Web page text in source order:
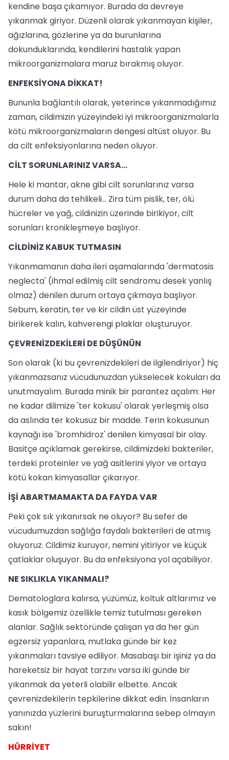
kendine başa çıkamıyor. Burada da devreye
yıkanmak giriyor. Düzenli olarak yıkanmayan kişiler,
ağızlarına, gözlerine ya da burunlarına
dokunduklarında, kendilerini hastalık yapan
mikroorganizmalara maruz bırakmış oluyor.
ENFEKSİYONA DİKKAT!
Bununla bağlantılı olarak, yeterince yıkanmadığımız
zaman, cildimizin yüzeyindeki iyi mikroorganizmalarla
kötü mikroorganizmaların dengesi altüst oluyor. Bu
da cilt enfeksiyonlarına neden oluyor.
CİLT SORUNLARINIZ VARSA...
Hele ki mantar, akne gibi cilt sorunlarınız varsa
durum daha da tehlikeli... Zira tüm pislik, ter, ölü
hücreler ve yağ, cildinizin üzerinde birikiyor, cilt
sorunları kronikleşmeye başlıyor.
CİLDİNİZ KABUK TUTMASIN
Yıkanmamanın daha ileri aşamalarında 'dermatosis
neglecta' (ihmal edilmiş cilt sendromu desek yanlış
olmaz) denilen durum ortaya çıkmaya başlıyor.
Sebum, keratin, ter ve kir cildin üst yüzeyinde
birikerek kalın, kahverengi plaklar oluşturuyor.
ÇEVRENİZDEKİLERİ DE DÜŞÜNÜN
Son olarak (ki bu çevrenizdekileri de ilgilendiriyor) hiç
yıkanmazsanız vücudunuzdan yükselecek kokuları da
unutmayalım. Burada minik bir parantez açalım: Her
ne kadar dilimize 'ter kokusu' olarak yerleşmiş olsa
da aslında ter kokusuz bir madde. Terin kokusunun
kaynağı ise 'bromhidroz' denilen kimyasal bir olay.
Basitçe açıklamak gerekirse, cildimizdeki bakteriler,
terdeki proteinler ve yağ asitlerini yiyor ve ortaya
kötü kokan kimyasallar çıkarıyor.
İŞİ ABARTMAMAKTA DA FAYDA VAR
Peki çok sık yıkanırsak ne oluyor? Bu sefer de
vücudumuzdan sağlığa faydalı bakterileri de atmış
oluyoruz. Cildimiz kuruyor, nemini yitiriyor ve küçük
çatlaklar oluşuyor. Bu da enfeksiyona yol açabiliyor.
NE SIKLIKLA YIKANMALI?
Dematologlara kalırsa, yüzümüz, koltuk altlarımız ve
kasık bölgemiz özellikle temiz tutulması gereken
alanlar. Sağlık sektöründe çalışan ya da her gün
egzersiz yapanlara, mutlaka günde bir kez
yıkanmaları tavsiye ediliyor. Masabaşı bir işiniz ya da
hareketsiz bir hayat tarzını varsa iki günde bir
yıkanmak da yeterli olabilir elbette. Ancak
çevrenizdekilerin tepkilerine dikkat edin. İnsanların
yanınızda yüzlerini buruşturmalarına sebep olmayın
sakın!
HÜRRİYET